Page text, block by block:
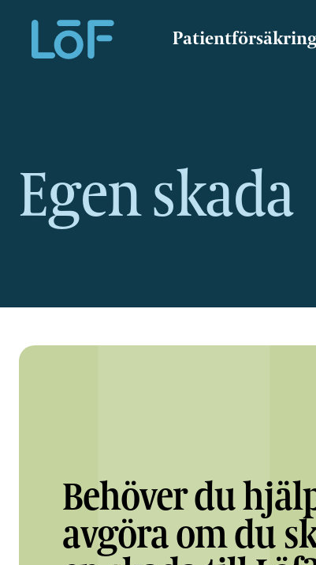
Direkt
till
Egen skada
Behöver du
avgöra om du